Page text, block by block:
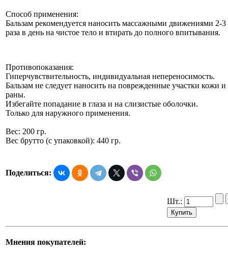
Способ применения:
Бальзам рекомендуется наносить массажными движениями 2-3
раза в день на чистое тело и втирать до полного впитывания.
Противопоказания:
Гиперчувствительность, индивидуальная непереносимость.
Бальзам не следует наносить на поврежденные участки кожи и
раны.
Избегайте попадание в глаза и на слизистые оболочки.
Только для наружного применения.
Вес: 200 гр.
Вес брутто (с упаковкой): 440 гр.
Поделиться:
Шт.:
Мнения покупателей: